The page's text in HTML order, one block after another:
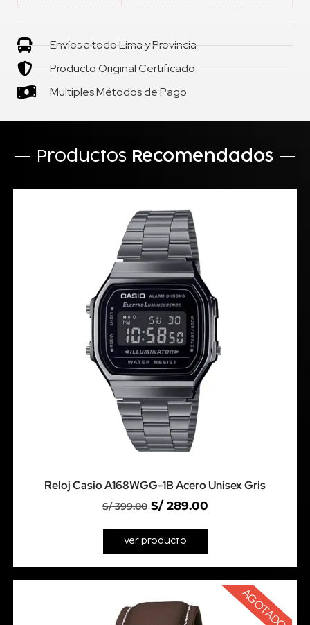
Envíos a todo Lima y Provincia
Producto Original Certificado
Multiples Métodos de Pago
Productos Recomendados
Reloj Casio A168WGG-1B Acero Unisex Gris
S/399.00 S/289.00
Ver producto
AGOTADO